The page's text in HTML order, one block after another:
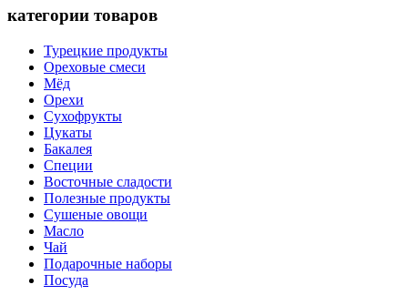
категории товаров
Турецкие продукты
Ореховые смеси
Мёд
Орехи
Сухофрукты
Цукаты
Бакалея
Специи
Восточные сладости
Полезные продукты
Сушеные овощи
Масло
Чай
Подарочные наборы
Посуда